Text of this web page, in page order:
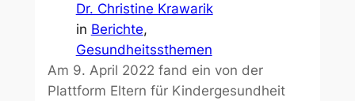
Dr. Christine Krawarik
in Berichte
Gesundheitssthemen
Am 9. April 2022 fand ein von der
Plattform Eltern für Kindergesundheit